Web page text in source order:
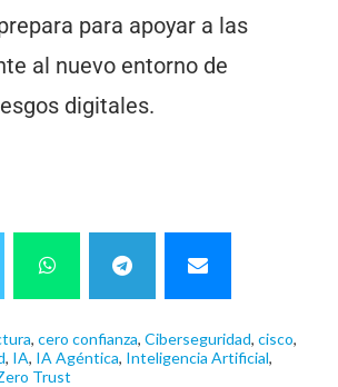
para apoyar a las
al nuevo entorno de
digitales.
, cero confianza, Ciberseguridad, cisco,
, IA, IA Agéntica, Inteligencia Artificial,
Trust